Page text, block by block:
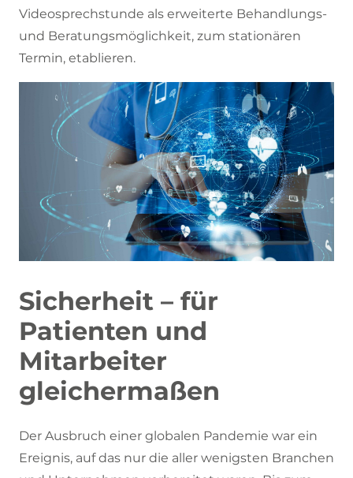
Videosprechstunde als erweiterte Behandlungs-
und Beratungsmöglichkeit, zum stationären
Termin, etablieren.
Sicherheit – für
Patienten und
Mitarbeiter
gleichermaßen
Der Ausbruch einer globalen Pandemie war ein
Ereignis, auf das nur die aller wenigsten Branchen